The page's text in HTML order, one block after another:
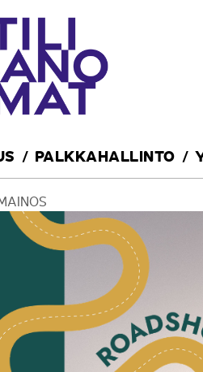
PALKKAHALLINTO